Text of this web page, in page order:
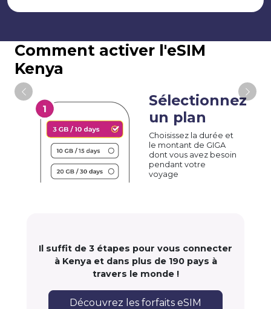
Comment activer l'eSIM
Kenya
Sélectionnez
un plan
Choisissez la durée et
le montant de GIGA
dont vous avez besoin
pendant votre
voyage
Il suffit de 3 étapes pour vous connecter
à Kenya et dans plus de 190 pays à
travers le monde !
Découvrez les forfaits eSIM